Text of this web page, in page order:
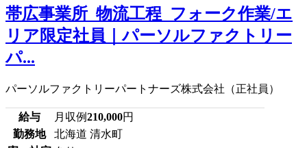
帯広事業所_物流工程_フォーク作業/エ
リア限定社員｜パーソルファクトリー
パ...
パーソルファクトリーパートナーズ株式会社（正社員）
給与 月収例210,000円
勤務地
北海道 清水町